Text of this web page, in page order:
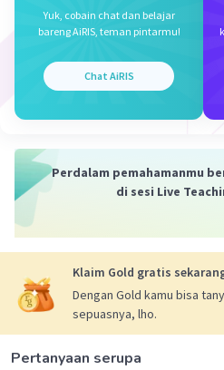
b = U(1 + 1) – U1
b = U2 – U1
b = 2
U7 = 1 + (7 – 1)2
U7 = 13
Yuk, cobain chat dan belajar
bareng AiRIS, teman pintarmu!
Chat AiRIS
Perdalam pemahamanmu
di sesi Live
Klaim Gold gratis
Dengan Gold kamu bisa
sepuasnya, lho.
Pertanyaan serupa